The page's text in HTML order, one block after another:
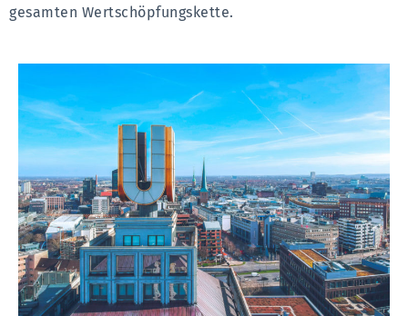
gesamten Wertschöpfungskette.